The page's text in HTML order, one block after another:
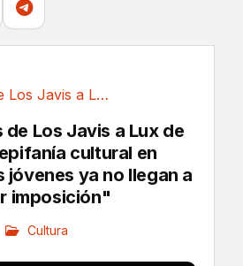
De La Mesías de Los Javis a Lux de Rosalía,...
de Los Javis a Lux de
cultural en
jóvenes ya no llegan a
imposición"
Cultura